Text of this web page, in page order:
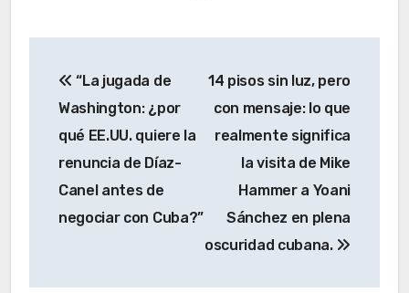
de
entradas
“La jugada de
Washington: ¿por
qué EE.UU. quiere la
renuncia de Díaz-
Canel antes de
negociar con Cuba?”
14 pisos sin luz, pero
con mensaje: lo que
realmente significa
la visita de Mike
Hammer a Yoani
Sánchez en plena
oscuridad cubana.